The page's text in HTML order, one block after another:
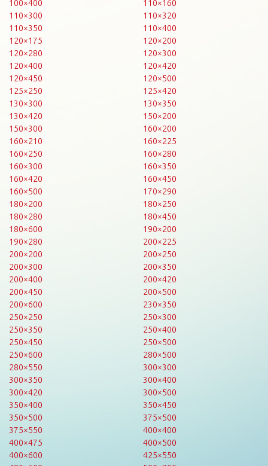
100×400
110×160
110×300
110×320
110×350
110×400
120×175
120×200
120×280
120×300
120×400
120×420
120×450
120×500
125×250
125×420
130×300
130×350
130×420
150×200
150×300
160×200
160×210
160×225
160×250
160×280
160×300
160×350
160×420
160×450
160×500
170×290
180×200
180×250
180×280
180×450
180×600
190×200
190×280
200×225
200×200
200×250
200×300
200×350
200×400
200×420
200×450
200×500
200×600
230×350
250×250
250×300
250×350
250×400
250×450
250×500
250×600
280×500
280×550
300×300
300×350
300×400
300×420
300×500
350×400
350×450
350×500
375×500
375×550
400×400
400×475
400×500
400×600
425×550